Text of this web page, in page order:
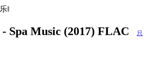
‖
Spa Music (2017) FLAC
只